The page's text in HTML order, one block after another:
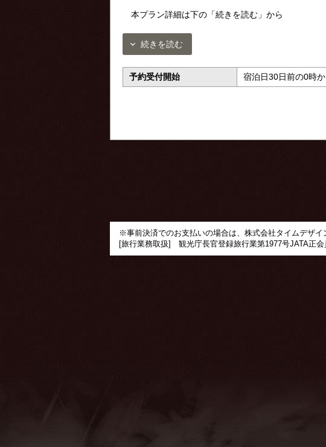
本プラン詳細は下の「続きを読む」から
続きを読む
予約受付開始 宿泊日30日前の0時か
※事前決済でのお支払いの場合は、株式会社タイムデザ
[旅行業務取扱] 観光庁長官登録旅行業第1977号JATA